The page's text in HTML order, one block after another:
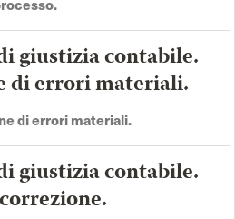
.
giustizia contabile.
di errori materiali.
di errori materiali.
giustizia contabile.